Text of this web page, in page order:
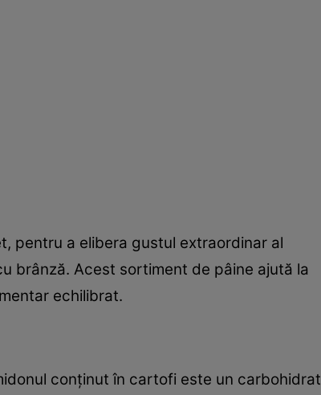
pentru a elibera gustul extraordinar al
brânză. Acest sortiment de pâine ajută la
echilibrat.
conţinut în cartofi este un carbohidrat